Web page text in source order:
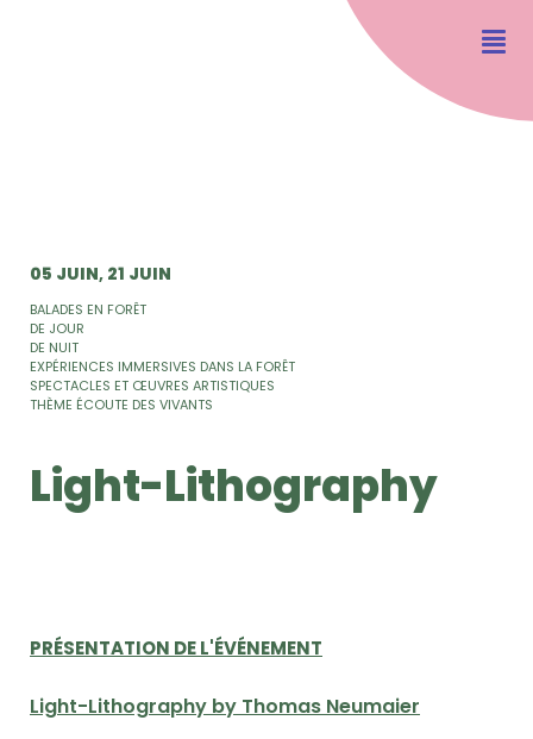
05 JUIN 21 JUIN
BALADES EN FORÊT
DE JOUR
DE NUIT
EXPÉRIENCES IMMERSIVES DANS LA FORÊT
SPECTACLES ET ŒUVRES ARTISTIQUES
THÈME ÉCOUTE DES VIVANTS
Light-Lithography
PRÉSENTATION DE L'ÉVÉNEMENT
Light-Lithography by Thomas Neumaier